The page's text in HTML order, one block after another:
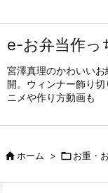
e-お弁当作っ
宮澤真理のかわいい
開。ウィンナー飾り
ニメや作り方動画も
ホーム > お重・